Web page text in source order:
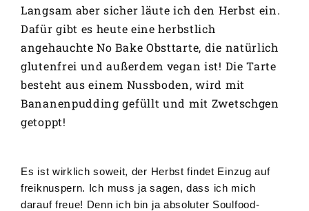
Langsam aber sicher läute ich den Herbst ein.
Dafür gibt es heute eine herbstlich
angehauchte No Bake Obsttarte, die natürlich
glutenfrei und außerdem vegan ist! Die Tarte
besteht aus einem Nussboden, wird mit
Bananenpudding gefüllt und mit Zwetschgen
getoppt!
Es ist wirklich soweit, der Herbst findet Einzug auf
freiknuspern. Ich muss ja sagen, dass ich mich
darauf freue! Denn ich bin ja absoluter Soulfood-